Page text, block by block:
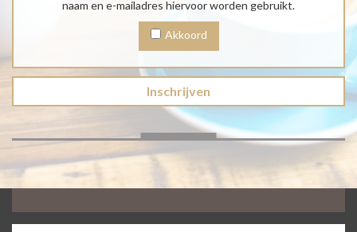
naam en e-mailadres hiervoor worden gebruikt.
Akkoord